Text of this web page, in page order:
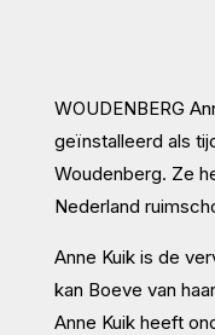
WOUDENBERG
geïnstalleerd als
Woudenberg. Ze
Nederland
Anne Kuik is de
kan Boeve van
Anne Kuik heeft